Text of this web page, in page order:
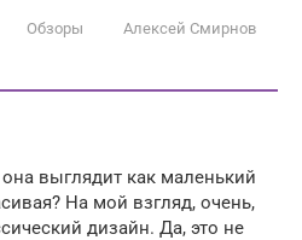
Обзоры Алексей Смирнов
выглядит как маленький
На мой взгляд, очень,
дизайн. Да, это не